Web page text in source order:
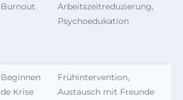
Burnout
Arbeitszeitreduzierung,
Psychoedukation
Beginnen
de Krise
Frühintervention,
Austausch mit Freunde